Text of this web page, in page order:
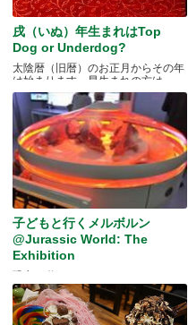
戌（いぬ）年生まれはTop
Dog or Underdog?
太陰暦（旧暦）のお正月からその年
は始まります。早生まれの方は.....
子どもと行くメルボルン
@Jurassic World: The
Exhibition